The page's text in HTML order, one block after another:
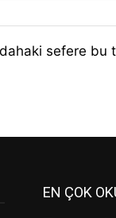
sefere bu
EN ÇOK